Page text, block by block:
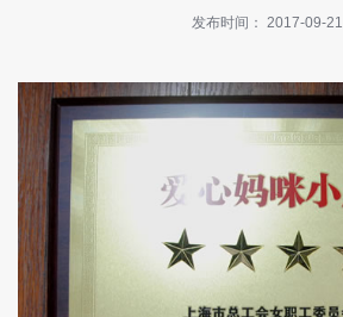
指
南
投
建
议
发布时间： 2017-09-21